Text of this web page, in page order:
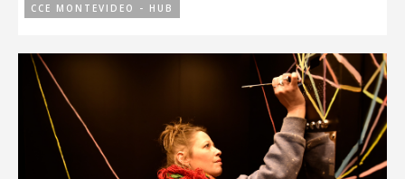
CCE MONTEVIDEO - HUB